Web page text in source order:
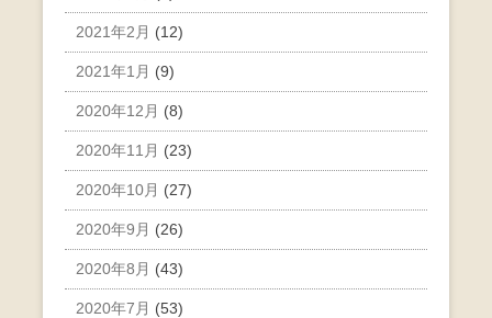
2021年2月 (12)
2021年1月 (9)
2020年12月 (8)
2020年11月 (23)
2020年10月 (27)
2020年9月 (26)
2020年8月 (43)
2020年7月 (53)